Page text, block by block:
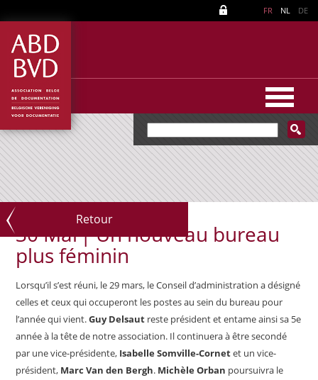
FR NL DE
Retour
30 Mar|Un nouveau bureau
plus féminin
Lorsqu’il s’est réuni, le 29 mars, le Conseil d’administration a désigné
celles et ceux qui occuperont les postes au sein du bureau pour
l’année qui vient.Guy Delsaut reste président et entame ainsi sa 5e
année à la tête de notre association. Il continuera à être secondé
par une vice-présidente, Isabelle Somville-Cornetet un vice-
président, Marc Van den Bergh. Michèle Orban poursuivra le